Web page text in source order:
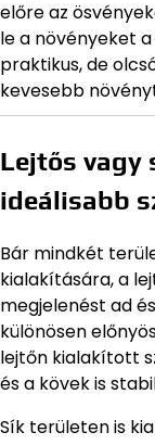
előre az
le a növényeket
praktikus, de
kevesebb
Lejtős vagy
ideálisabb
Bár mindkét
kialakítására, a
megjelenést ad
különösen
lejtőn kialakított
és a kövek is
Sík területen is